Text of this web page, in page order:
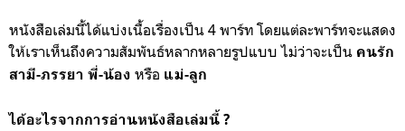
หนังสือเล่มนี้ได้แบ่งเนื้อเรื่องเป็น 4 พาร์ท โดยแต่ละพาร์ทจะแสดง
ให้เราเห็นถึงความสัมพันธ์หลากหลายรูปแบบ ไม่ว่าจะเป็น คนรัก
สามี-ภรรยา พี่-น้อง หรือ แม่-ลูก
ได้อะไรจากการอ่านหนังสือเล่มนี้ ?